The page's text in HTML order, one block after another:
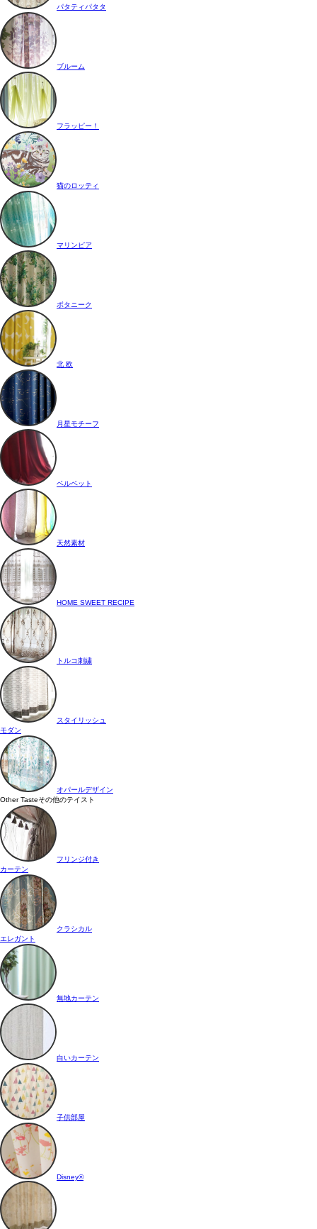
パタティパタタ
ブルーム
フラッピー！
猫のロッティ
マリンピア
ボタニーク
北 欧
月星モチーフ
ベルベット
天然素材
HOME SWEET RECIPE
トルコ刺繍
スタイリッシュ
モダン
オパールデザイン
Other Tasteその他のテイスト
フリンジ付き
カーテン
クラシカル
エレガント
無地カーテン
白いカーテン
子供部屋
Disney®